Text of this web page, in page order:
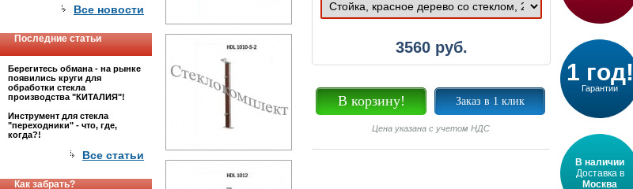
Все новости
Последние статьи
Берегитесь обмана - на рынке
появились круги для
обработки стекла
производства "КИТАЛИЯ"!
Инструмент для стекла
"переходники" - что, где,
когда?!
Все статьи
Как забрать?
3560руб.
1 год!
Гарантии
В наличии
Доставка в
Москва
В корзину! Заказ в 1 клик
Цена указана с учетом НДС